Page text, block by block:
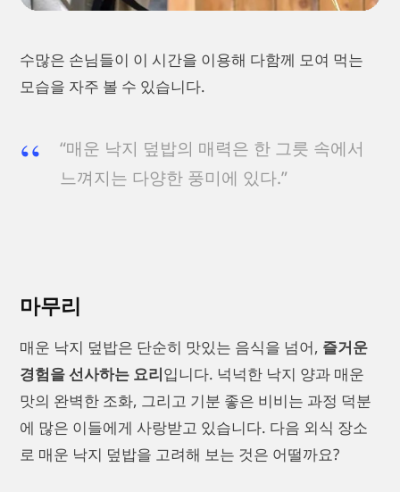
수많은 손님들이 이 시간을 이용해 다함께 모여 먹는
모습을 자주 볼 수 있습니다.
“매운 낙지 덮밥의 매력은 한 그릇 속에서
느껴지는 다양한 풍미에 있다.”
마무리
매운 낙지 덮밥은 단순히 맛있는 음식을 넘어, 즐거운
경험을 선사하는 요리입니다. 넉넉한 낙지 양과 매운
맛의 완벽한 조화, 그리고 기분 좋은 비비는 과정 덕분
에 많은 이들에게 사랑받고 있습니다. 다음 외식 장소
로 매운 낙지 덮밥을 고려해 보는 것은 어떨까요?